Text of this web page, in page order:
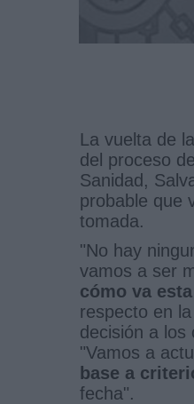
La vuelta de
del proceso
Sanidad,
probable que
tomada.
"No hay
vamos a ser
cómo va
respecto en
decisión a los
"Vamos a
base a
fecha".